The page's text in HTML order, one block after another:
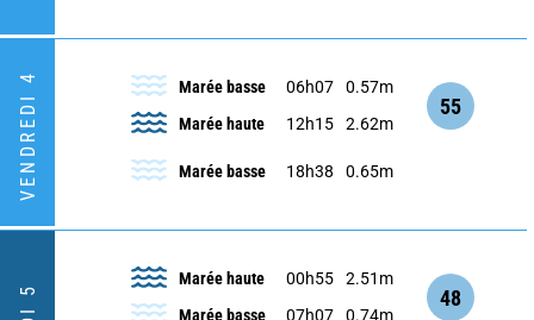
VENDREDI 4 Marée basse 06h07
0.57m
Marée haute
12h15 2.62m
55
Marée basse 18h38 0.65m
Marée haute 00h55
2.51m
Marée basse
07h07 0.74m
48